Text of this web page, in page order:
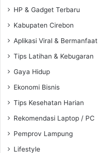
HP & Gadget Terbaru
Kabupaten Cirebon
Aplikasi Viral & Bermanfaat
Tips Latihan & Kebugaran
Gaya Hidup
Ekonomi Bisnis
Tips Kesehatan Harian
Rekomendasi Laptop / PC
Pemprov Lampung
Lifestyle